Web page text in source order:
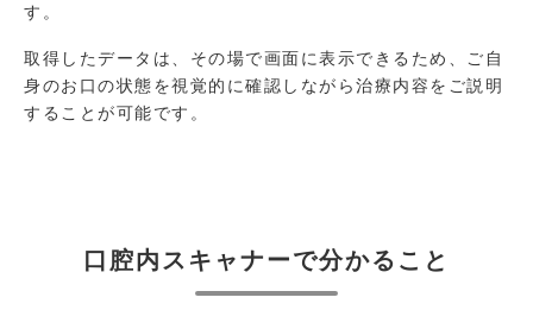
す。
取得したデータは、その場で画面に表示できるため、ご自
身のお口の状態を視覚的に確認しながら治療内容をご説明
することが可能です。
口腔内スキャナーで分かること